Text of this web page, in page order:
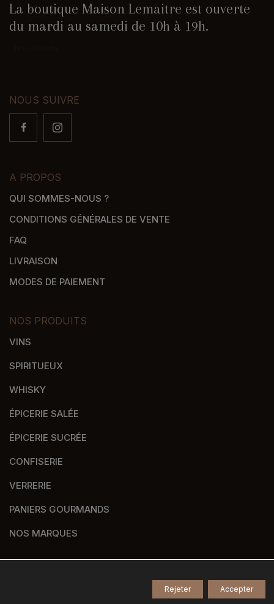
La boutique Maison Lemaitre est ouverte
du mardi au samedi de 10h à 19h.
NOUS SUIVRE
A PROPOS
QUI SOMMES-NOUS ?
CONDITIONS GÉNÉRALES DE VENTE
FAQ
LIVRAISON
MODES DE PAIEMENT
NOS PRODUITS
VINS
SPIRITUEUX
WHISKY
ÉPICERIE SALÉE
ÉPICERIE SUCRÉE
CONFISERIE
VERRERIE
PANIERS GOURMANDS
NOS MARQUES
Tous droits réservés -
Accepter
Rejeter